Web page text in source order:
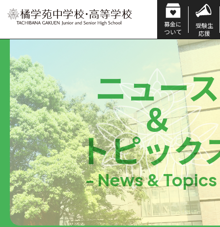
募金に
ついて
受験生
応援
ニュース
＆
トピック
- News &